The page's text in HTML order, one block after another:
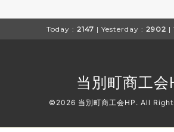
Today : 2147 | Yesterday : 2902 |
当別町商工会
©2026 当別町商工会HP . All